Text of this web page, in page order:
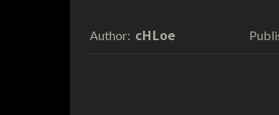
Author: cHLoe